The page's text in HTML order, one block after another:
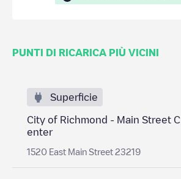
PUNTI DI RICARICA PIÙ VICINI
Superficie
City of Richmond - Main Street C
enter
1520 East Main Street 23219